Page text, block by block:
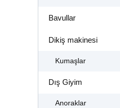
Bavullar
Dikiş makinesi
Kumaşlar
Dış Giyim
Anoraklar